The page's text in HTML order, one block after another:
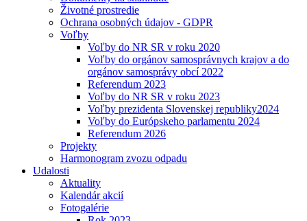
Životné prostredie
Ochrana osobných údajov - GDPR
Voľby
Voľby do NR SR v roku 2020
Voľby do orgánov samosprávnych krajov a do
orgánov samosprávy obcí 2022
Referendum 2023
Voľby do NR SR v roku 2023
Voľby prezidenta Slovenskej republiky2024
Voľby do Európskeho parlamentu 2024
Referendum 2026
Projekty
Harmonogram zvozu odpadu
Udalosti
Aktuality
Kalendár akcií
Fotogalérie